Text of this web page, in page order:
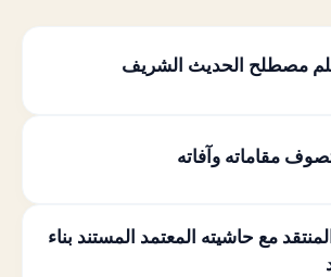
مصطلح الحديث الشريف
مقاماته وآفاته
مع حاشيته المعتمد المستند بناء